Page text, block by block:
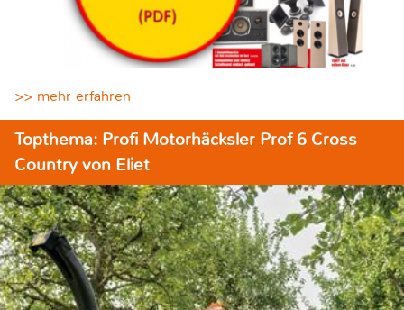
>> mehr erfahren
Topthema: Profi Motorhäcksler Prof 6 Cross
Country von Eliet